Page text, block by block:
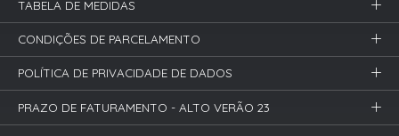
TABELA DE MEDIDAS
CONDIÇÕES DE PARCELAMENTO
POLÍTICA DE PRIVACIDADE DE DADOS
PRAZO DE FATURAMENTO - ALTO VERÃO 23